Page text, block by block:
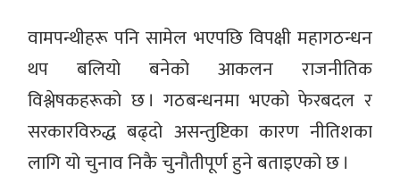
वामपन्थीहरू पनि सामेल भएपछि विपक्षी महागठन्धन
थप बलियो बनेको आकलन राजनीतिक
विश्लेषकहरूको छ । गठबन्धनमा भएको फेरबदल र
सरकारविरुद्ध बढ्दो असन्तुष्टिका कारण नीतिशका
लागि यो चुनाव निकै चुनौतीपूर्ण हुने बताइएको छ ।